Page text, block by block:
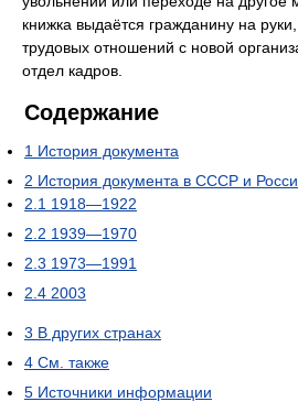
книжка выдаётся гражданину на
трудовых отношений с новой
отдел кадров.
Содержание
1 История документа
2 История документа в СССР и
2.1 1918—1922
2.2 1939—1970
2.3 1973—1991
2.4 2003
3 В других странах
4 См. также
5 Источники информации